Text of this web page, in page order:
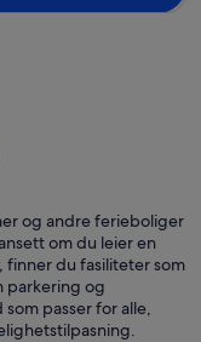
og andre ferieboliger
om du leier en
finner du fasiliteter som
parkering og
passer for alle,